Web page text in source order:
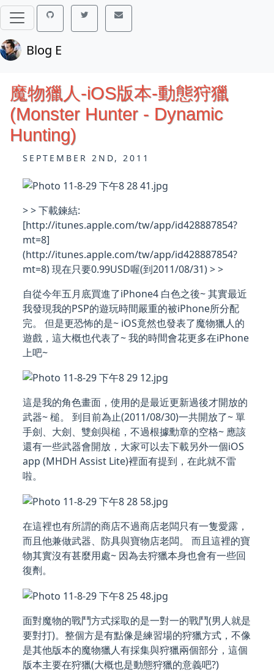
Blog E
魔物獵人-iOS版本-動態狩獵
(Monster Hunter - Dynamic
Hunting)
SEPTEMBER 2ND, 2011
> > 下載鍊結:
[http://itunes.apple.com/tw/app/id428887854?
mt=8]
(http://itunes.apple.com/tw/app/id428887854?
mt=8) 現在只要0.99USD喔(到2011/08/31) > >
自從今年五月底買進了iPhone4 白色之後~ 其實最近
我發現我的PSP的遊玩時間嚴重的被iPhone所分配
完。 但是更恐怖的是~ iOS竟然也發表了魔物獵人的
遊戲，這大概也代表了~ 我的時間會花更多在iPhone
上吧~
這是我的角色畫面，使用的是最近更新過後才開放的
武器~ 槌。 到目前為止(2011/08/30)一共開放了~ 單
手劍、大劍、雙劍與槌，不過根據勳章的空格~ 應該
還有一些武器會開放，大家可以去下載另外一個iOS
app (MHDH Assist Lite)裡面有提到，在此就不雷
啦。
在這裡也有所謂的商店不過商店老闆只有一隻愛露，
而且他兼做武器、防具與寶物店老闆。 而且這裡的寶
物其實沒有甚麼用處~ 因為去狩獵本身也會有一些回
復劑。
面對魔物的戰鬥方式採取的是一對一的戰鬥(男人就是
要對打)。整個方是有點像是練習場的狩獵方式，不像
是其他版本的魔物獵人有採集與狩獵兩個部分，這個
版本主要在狩獵(大概也是動態狩獵的意義吧?)